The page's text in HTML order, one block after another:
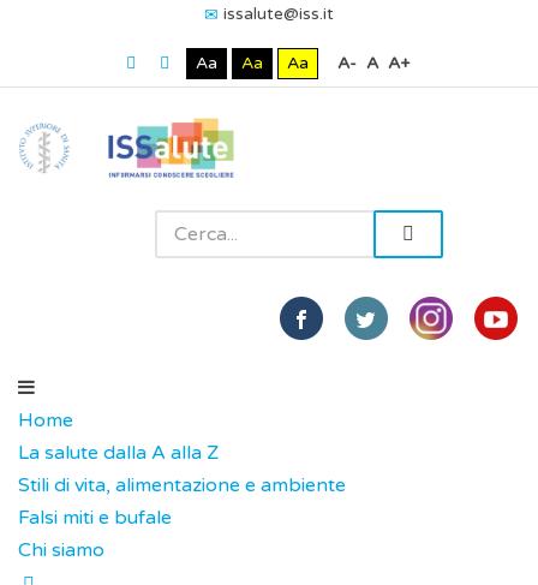
issalute@iss.it
Aa Aa Aa A- A A+
Home
La salute dalla A alla Z
Stili di vita, alimentazione e ambiente
Falsi miti e bufale
Chi siamo